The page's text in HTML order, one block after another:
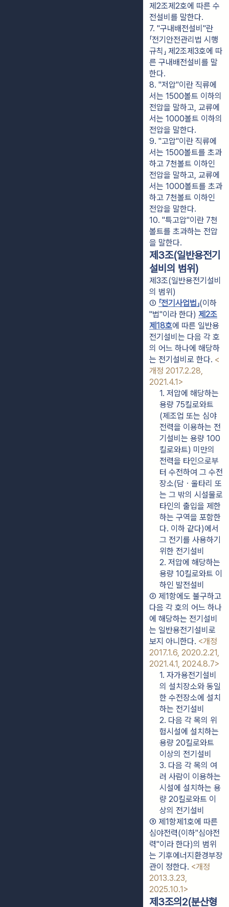
제2조제2호에 따른 수
전설비를 말한다.
7. "구내배전설비"란
「전기안전관리법 시행
규칙」 제2조제3호에 따
른 구내배전설비를 말
한다.
8. "저압"이란 직류에
서는 1500볼트 이하의
전압을 말하고, 교류에
서는 1000볼트 이하의
전압을 말한다.
9. "고압"이란 직류에
서는 1500볼트를 초과
하고 7천볼트 이하인
전압을 말하고, 교류에
서는 1000볼트를 초과
하고 7천볼트 이하인
전압을 말한다.
10. "특고압"이란 7천
볼트를 초과하는 전압
을 말한다.
제3조(일반용전기
설비의 범위)
제3조(일반용전기설비
의 범위)
① 「전기사업법」(이하
"법"이라 한다) 제2조
제18호에 따른 일반용
전기설비는 다음 각 호
의 어느 하나에 해당하
는 전기설비로 한다. <
개정 2017.2.28,
2021.4.1>
1. 저압에 해당하는
용량 75킬로와트
(제조업 또는 심야
전력을 이용하는 전
기설비는 용량 100
킬로와트) 미만의
전력을 타인으로부
터 수전하여 그 수전
장소(담ㆍ울타리 또
는 그 밖의 시설물로
타인의 출입을 제한
하는 구역을 포함한
다. 이하 같다)에서
그 전기를 사용하기
위한 전기설비
2. 저압에 해당하는
용량 10킬로와트 이
하인 발전설비
② 제1항에도 불구하고
다음 각 호의 어느 하나
에 해당하는 전기설비
는 일반용전기설비로
보지 아니한다. <개정
2017.1.6, 2020.2.21,
2021.4.1, 2024.8.7>
1. 자가용전기설비
의 설치장소와 동일
한 수전장소에 설치
하는 전기설비
2. 다음 각 목의 위
험시설에 설치하는
용량 20킬로와트
이상의 전기설비
3. 다음 각 목의 여
러 사람이 이용하는
시설에 설치하는 용
량 20킬로와트 이
상의 전기설비
③ 제1항제1호에 따른
심야전력(이하"심야전
력"이라 한다)의 범위
는 기후에너지환경부장
관이 정한다. <개정
2013.3.23,
2025.10.1>
제3조의2(분산형